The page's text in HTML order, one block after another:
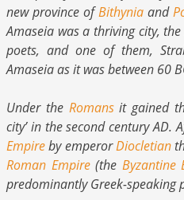
new province ofBithynia and
Amaseia was a thriving city,
poets, and one of them,
Amaseia as it was between 60
Under the Romansit gained
city’ in the second century AD.
Empireby emperorDiocletian
Roman Empire(the Byzantine
predominantly Greek-speaking